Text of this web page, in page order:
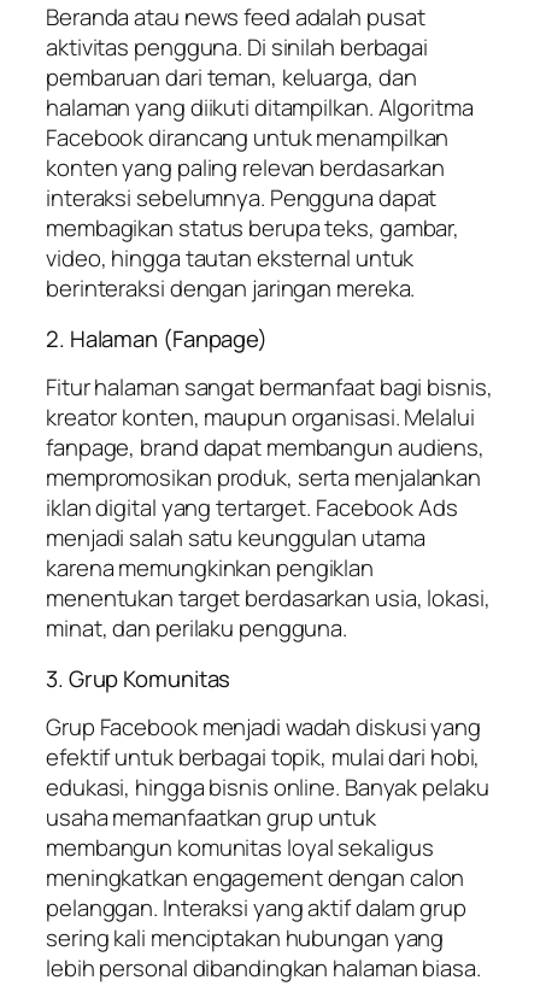
Beranda atau news feed adalah pusat
aktivitas pengguna. Di sinilah berbagai
pembaruan dari teman, keluarga, dan
halaman yang diikuti ditampilkan. Algoritma
Facebook dirancang untuk menampilkan
konten yang paling relevan berdasarkan
interaksi sebelumnya. Pengguna dapat
membagikan status berupa teks, gambar,
video, hingga tautan eksternal untuk
berinteraksi dengan jaringan mereka.
2. Halaman (Fanpage)
Fitur halaman sangat bermanfaat bagi bisnis,
kreator konten, maupun organisasi. Melalui
fanpage, brand dapat membangun audiens,
mempromosikan produk, serta menjalankan
iklan digital yang tertarget. Facebook Ads
menjadi salah satu keunggulan utama
karena memungkinkan pengiklan
menentukan target berdasarkan usia, lokasi,
minat, dan perilaku pengguna.
3. Grup Komunitas
Grup Facebook menjadi wadah diskusi yang
efektif untuk berbagai topik, mulai dari hobi,
edukasi, hingga bisnis online. Banyak pelaku
usaha memanfaatkan grup untuk
membangun komunitas loyal sekaligus
meningkatkan engagement dengan calon
pelanggan. Interaksi yang aktif dalam grup
sering kali menciptakan hubungan yang
lebih personal dibandingkan halaman biasa.